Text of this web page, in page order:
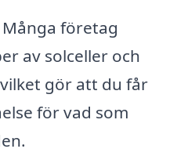
Många företag
av solceller och
gör att du får
för vad som